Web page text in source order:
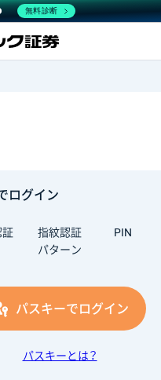
ログイン
証 指紋認証
PIN
パターン
パスキーでログイン
パスキーとは？
無料診断